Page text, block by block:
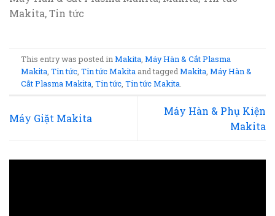
Makita, Tin tức
This entry was posted inMakita ,Máy Hàn & Cắt Plasma
Makita ,Tin tức ,Tin tức Makita and taggedMakita ,Máy Hàn &
Cắt Plasma Makita ,Tin tức ,Tin tức Makita
Máy Giặt Makita
Máy Hàn & Phụ Kiện
Makita